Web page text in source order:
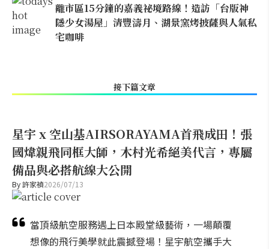
離市區15分鐘的嘉義祕境路線！造訪「台版神
隱少女湯屋」清豐濤月、湖景窯烤披薩與人氣私
宅咖啡
接下篇文章
星宇 x 空山基AIRSORAYAMA首飛成田！張
國煒親飛同框大師，木村光希絕美代言，專屬
備品與必搭航線大公開
By許家禎2026/07/13
當頂級航空服務遇上日本殿堂級藝術，一場顛覆
想像的飛行美學就此震撼登場！星宇航空攜手大